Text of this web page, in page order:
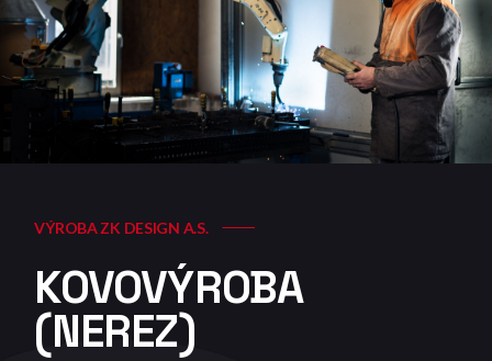
VÝROBA ZK DESIGN A.S.
KOVOVÝROBA
(NEREZ)